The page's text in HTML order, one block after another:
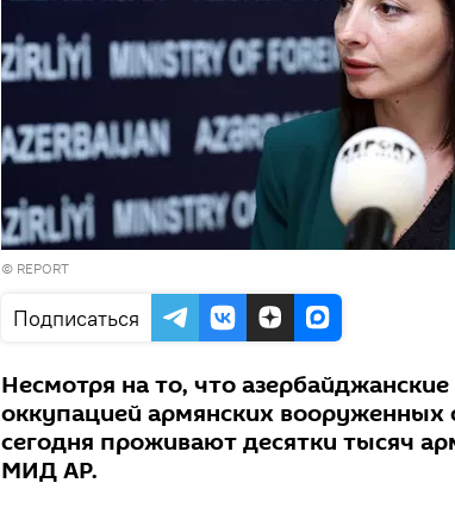
© REPORT
Подписаться
Несмотря на то, что
оккупацией армянских вооруженных
сегодня проживают десятки тысяч
МИД АР.